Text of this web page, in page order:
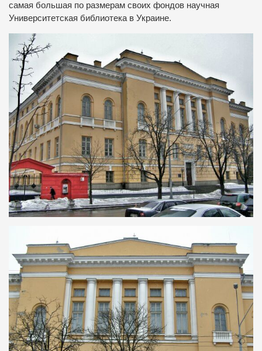
самая большая по размерам своих фондов научная
Университетская библиотека в Украине.